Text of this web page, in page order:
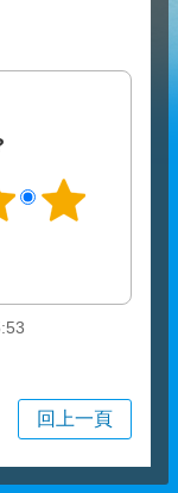
回上一頁